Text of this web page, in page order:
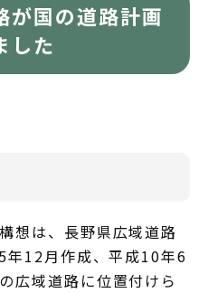
が国の道路計画
した
想は、長野県広域道路
年12月作成、平成10年6
広域道路に位置付けら